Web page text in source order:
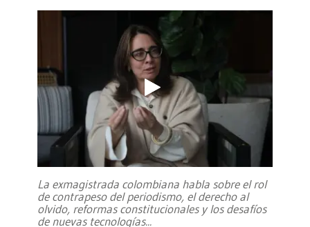
La exmagistrada colombiana habla sobre el rol
de contrapeso del periodismo, el derecho al
olvido, reformas constitucionales y los desafíos
de nuevas tecnologías...